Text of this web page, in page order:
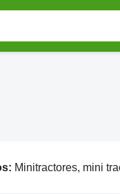
Minitractores, mini